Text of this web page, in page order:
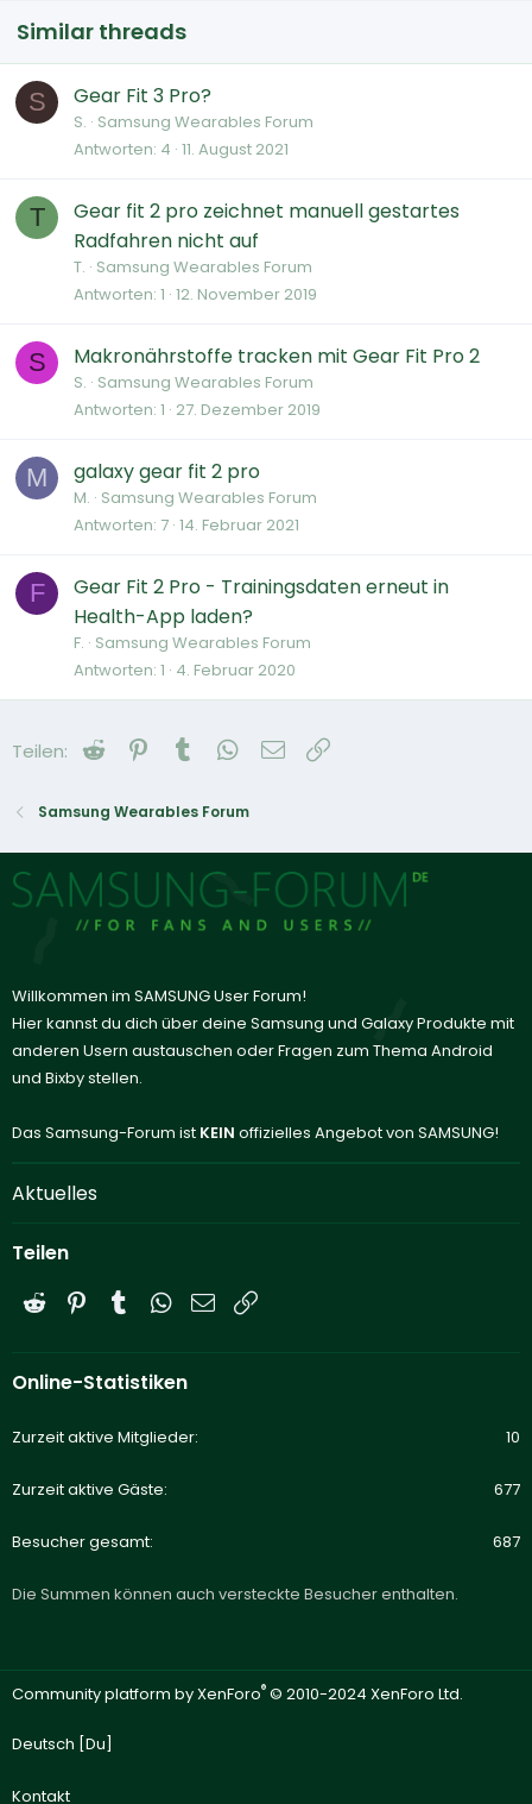
Similar threads
S Gear Fit 3 Pro?
S. Samsung Wearables Forum
Antworten 4 11. August 2021
T
Gear fit 2 pro zeichnet manuell gestartes
Radfahren nicht auf
T. Samsung Wearables Forum
Antworten 1 12. November 2019
S Makronährstoffe tracken mit Gear Fit Pro 2
S. Samsung Wearables Forum
Antworten 1 27. Dezember 2019
M galaxy gear fit 2 pro
M. Samsung Wearables Forum
Antworten 7 14. Februar 2021
F
Gear Fit 2 Pro - Trainingsdaten erneut in
Health-App laden?
F. Samsung Wearables Forum
Antworten 1 4. Februar 2020
Teilen: Reddit Pinterest
Tumblr WhatsApp
E-Mail
Samsung Wearables Forum
Willkommen im SAMSUNG User Forum!
Hier kannst du dich über deine Samsung und Galaxy Produkte mit
anderen Usern austauschen oder Fragen zum Thema Android
und Bixby stellen.
Das Samsung-Forum ist KEIN offizielles Angebot von SAMSUNG!
Aktuelles
Teilen
Reddit PinterestTumblrWhatsApp
E-Mail
Online-Statistiken
Zurzeit aktive Mitglieder 10
Zurzeit aktive Gäste 677
Besucher gesamt 687
Die Summen können auch versteckte Besucher enthalten.
Community platform by XenForo® © 2010-2024 XenForo Ltd.
Deutsch [Du]
Kontakt